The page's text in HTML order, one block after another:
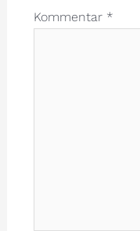
Kommentar *